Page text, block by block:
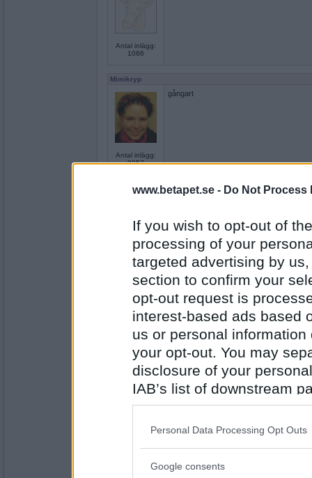
www.betapet.se - Do Not Process
If you wish to opt-out of
processing of your
targeted advertising by
section to confirm your
opt-out request is
interest-based ads based
us or personal
your opt-out. You may
disclosure of your
IAB’s list of downstream
also be disclosed by us
Downstream Participants
Please note that this
Personal Data Processing Opt Outs
Google consents
Antal inlägg:
1086
Mimikryp
Antal inlägg:
9057
gångart
Örn-Björn- Ej medlem längre
Antal inlägg:
1086
Mimikryp
Antal inlägg:
9057
Bibbilo